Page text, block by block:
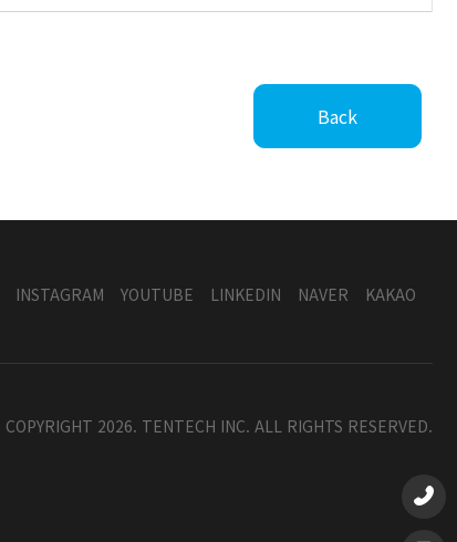
Back
INSTAGRAM YOUTUBE LINKEDIN NAVER KAKAO
COPYRIGHT 2026. TENTECH INC. ALL RIGHTS RESERVED.